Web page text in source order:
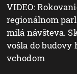
VIDEO:
regionálnom
milá návšteva.
vošla do budovy
vchodom